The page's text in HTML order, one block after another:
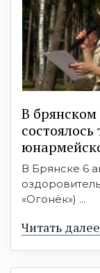
В брянском
В Брянске 6
«Огонёк») ...
Читать далее